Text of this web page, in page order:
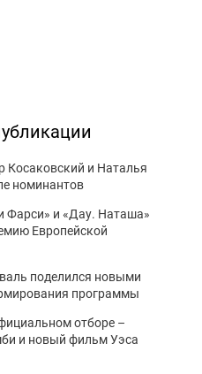
Косаковский и Наталья
номинантов
Фарси» и «Дау. Наташа»
Европейской
поделился новыми
программы
отборе –
и новый фильм Уэса